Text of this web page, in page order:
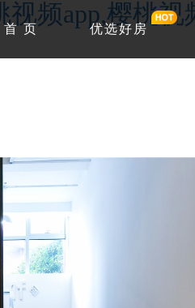
视频app,樱桃
首 页 优选好房